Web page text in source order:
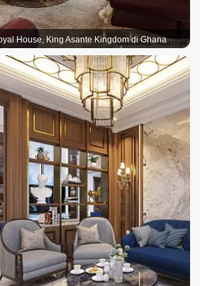
House, King Asante Kingdom di Ghana